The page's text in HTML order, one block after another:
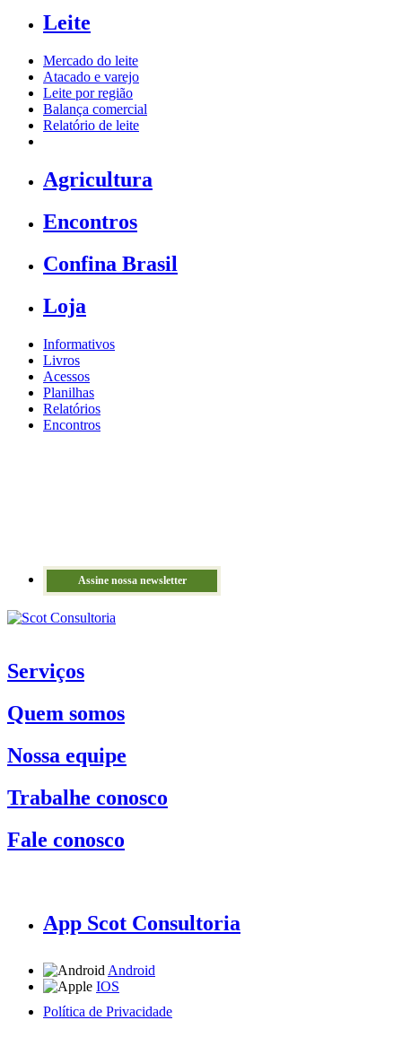
Leite
Mercado do leite
Atacado e varejo
Leite por região
Balança comercial
Relatório de leite
Agricultura
Encontros
Confina Brasil
Loja
Informativos
Livros
Acessos
Planilhas
Relatórios
Encontros
Assine nossa newsletter
Serviços
Quem somos
Nossa equipe
Trabalhe conosco
Fale conosco
App Scot Consultoria
Android
IOS
Política de Privacidade